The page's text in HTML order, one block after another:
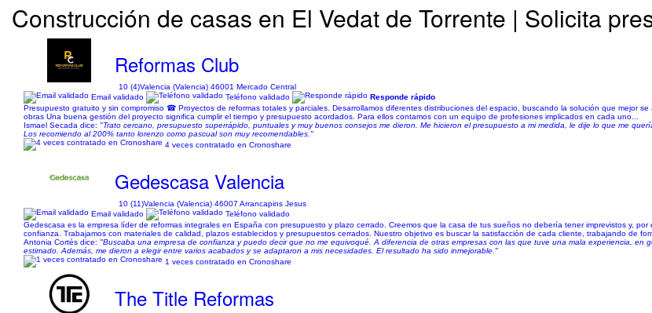
Construcción de casas en El Vedat de Torrente | Solicita
Reformas Club
10 (4)Valencia (Valencia) 46001 Mercado Central
Email validado
Teléfono validado
Responde rápido
Presupuesto gratuito y sin compromiso ☎ Proyectos de reformas totales y parciales. Desarrollamos diferentes distribuciones del espacio, buscando la solución que mejor
obras Una buena gestión del proyecto significa cumplir el tiempo y presupuesto acordados. Para ellos contamos con un equipo de profesiones implicados en cada uno...
Ismael Secada dice: "Trato cercano, presupuesto superrápido, puntuales y muy buenos consejos me dieron. Me hicieron el presupuesto a mi medida, le dije lo que me
Los recomiendo al 200% tanto lorenzo como pascual son muy recomendables."
4 veces contratado en Cronoshare
Gedescasa Valencia
10 (11)Valencia (Valencia) 46007 Arrancapins Jesus
Email validado
Teléfono validado
Gedescasa es la empresa líder de reformas integrales en España con presupuesto y plazo cerrado. Creemos que la casa de tus sueños no debería tener imprevistos y,
confianza. Trabajamos con materiales de calidad, plazos establecidos y presupuestos cerrados. Nuestro objetivo es buscar la satisfacción de cada cliente, trabajando de
Antonia Cortés dice: "Buscaba una empresa de confianza y puedo decir que no me equivoqué. A diferencia de otras empresas con las que tuve una mala experiencia, en
estimado. Además, me dieron a elegir entre varios acabados y se adaptaron a mis necesidades. El resultado ha sido inmejorable."
1 veces contratado en Cronoshare
The Title Reformas